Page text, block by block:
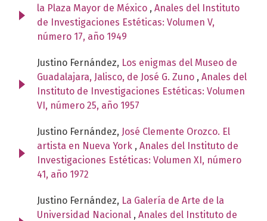
la Plaza Mayor de México , Anales del Instituto
de Investigaciones Estéticas: Volumen V,
número 17, año 1949
Justino Fernández, Los enigmas del Museo de
Guadalajara, Jalisco, de José G. Zuno , Anales del
Instituto de Investigaciones Estéticas: Volumen
VI, número 25, año 1957
Justino Fernández, José Clemente Orozco. El
artista en Nueva York , Anales del Instituto de
Investigaciones Estéticas: Volumen XI, número
41, año 1972
Justino Fernández, La Galería de Arte de la
Universidad Nacional , Anales del Instituto de